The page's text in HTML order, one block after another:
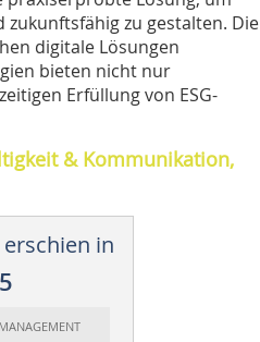
zu gestalten. Die
digitale Lösungen
bieten nicht nur
Erfüllung von ESG-
& Kommunikation,
in